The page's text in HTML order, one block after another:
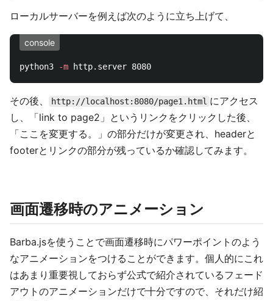
ローカルサーバーを例えば次のように立ち上げて、
console
python3 -m
その後、 http://localhost:8080/page1.html にアクセス
し、「link to page2」というリンクをクリックした後、
「ここを変更する。」の部分だけが変更され、headerと
footerとリンクの部分が残っているか確認してみます。
画面遷移時のアニメーション
Barba.jsを使うことで画面遷移時にパワーポイントのよう
なアニメーションをつけることができます。個人的にこれ
はあまり重要視しておらず公式で紹介されているフェード
アウトのアニメーションだけで十分ですので、それだけ紹